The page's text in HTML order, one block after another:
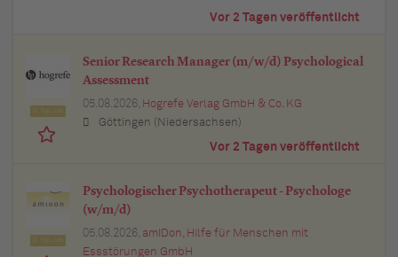
Vor 2 Tagen veröffentlicht
Senior Research Manager (m/w/d) Psychological
Assessment
05.08.2026, Hogrefe Verlag GmbH & Co. KG
Göttingen (Niedersachsen)
Vor 2 Tagen veröffentlicht
Psychologischer Psychotherapeut - Psychologe
(w/m/d)
05.08.2026, amIDon, Hilfe für Menschen mit
Essstörungen GmbH